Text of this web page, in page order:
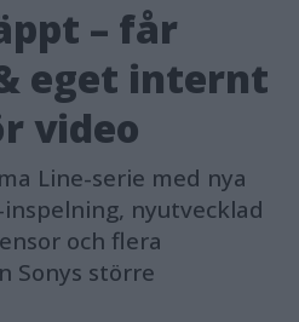
– får
eget internt
video
Line-serie med nya
inspelning, nyutvecklad
och flera
Sonys större